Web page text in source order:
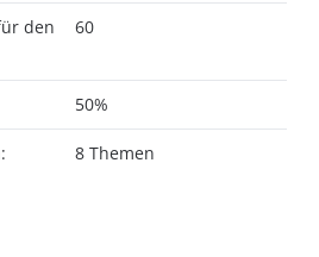
den
60
50%
8 Themen